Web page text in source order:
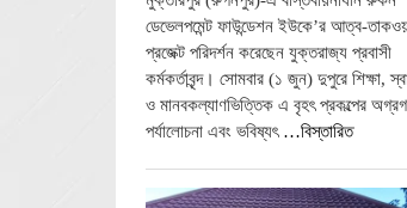
ডেভেলপমেন্ট ফাউন্ডেশন ইউকে’র আত্ব-
প্রজেক্ট পরিদর্শন করেছেন যুক্তরাজ্য প্রবাসী
কর্মকর্তাবৃন্দ। সোমবার (১ জুন) দুপুরে শিক্ষা,
ও মানবকল্যাণভিত্তিক এ বৃহৎ প্রকল্পের
পর্যালোচনা এবং ভবিষ্যৎ …বিস্তারিত